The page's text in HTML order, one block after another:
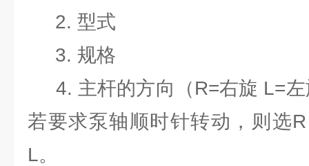
2. 型式
3. 规格
4. 主杆的方向（R=右旋 L=左
若要求泵轴顺时针转动，则选
L。